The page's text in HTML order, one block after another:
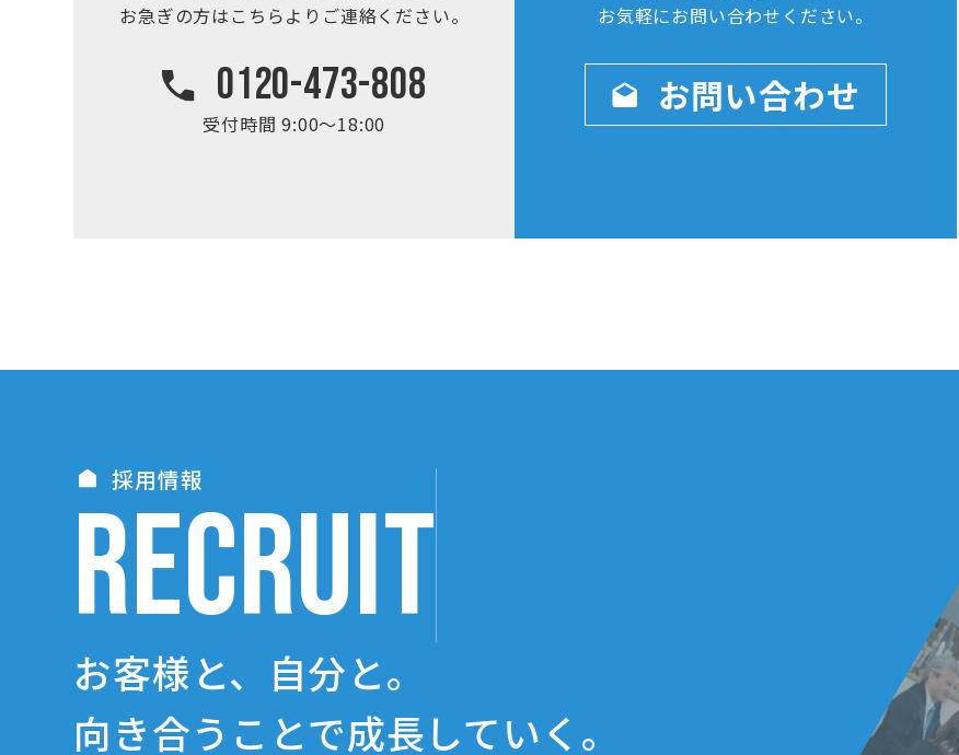
お急ぎの方はこちらより ご連絡ください。
0120-473-808
受付時間 9:00～18:00
お気軽にお問い合わせ ください。
お問い合わせ
採用情報
RECRUIT
お客様と、自分と。
向き合うことで成長していく。